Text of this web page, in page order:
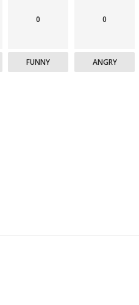
0
FUNNY
0
ANGRY